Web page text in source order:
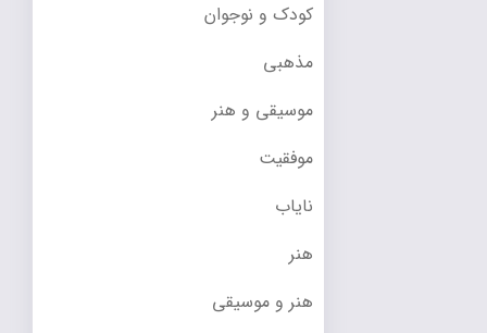
کودک و نوجوان
مذهبی
موسیقی و هنر
موفقیت
نایاب
هنر
هنر و موسیقی